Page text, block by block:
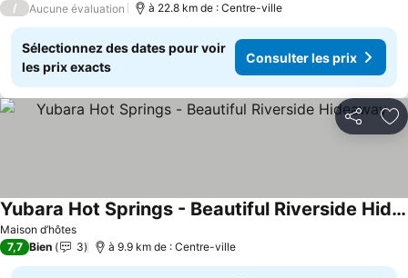
/ Aucune évaluation à 22.8 km de : Centre-ville
Sélectionnez des dates pour voir
les prix exacts
Consulter les prix
Partager
Maison d’hôtes
Yubara Hot Springs - Beautiful Riverside Hideaway
7,7 Bien 3 à 9.9 km de : Centre-ville